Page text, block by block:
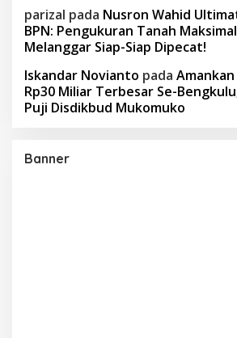
parizal pada Nusron Wahid
BPN: Pengukuran Tanah
Melanggar Siap-Siap Dipecat!
Iskandar Novianto pada
Rp30 Miliar Terbesar Se-
Puji Disdikbud Mukomuko
Banner